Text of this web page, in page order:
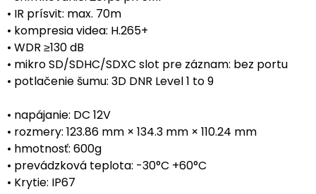
• IR prísvit: max. 70m
• kompresia videa: H.265+
• WDR ≥130 dB
• mikro SD/SDHC/SDXC slot pre záznam: bez portu
• potlačenie šumu: 3D DNR Level 1 to 9
• napájanie: DC 12V
• rozmery: 123.86 mm × 134.3 mm × 110.24 mm
• hmotnosť: 600g
• prevádzková teplota: -30°C +60°C
• Krytie: IP67